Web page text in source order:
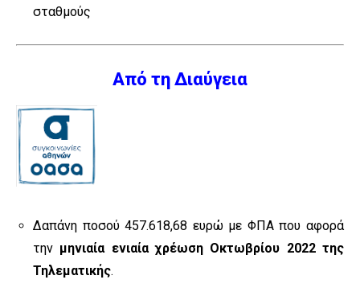
σταθμούς
Από τη Διαύγεια
Δαπάνη ποσού 457.618,68 ευρώ με ΦΠΑ που αφορά
την μηνιαία ενιαία χρέωση Οκτωβρίου 2022 της
Τηλεματικής.